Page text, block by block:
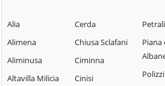
Alia
Alimena
Aliminusa
Altavilla Milicia
Cerda
Chiusa Sclafani
Ciminna
Cinisi
Piana